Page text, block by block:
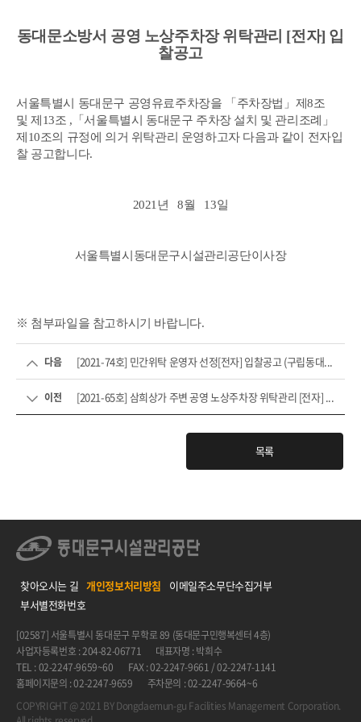
동대문소방서 공영 노상주차장 위탁관리 [전자] 입
찰공고
서울특별시 동대문구 공영유료주차장을 「주차장법」제8조
및 제13조 ,「서울특별시 동대문구 주차장 설치 및 관리조례」
제10조의 규정에 의거 위탁관리 운영하고자 다음과 같이 전자입
찰 공고합니다.
2021년 8월 13일
서울특별시동대문구시설관리공단이사장
※ 첨부파일을 참고하시기 바랍니다.
다음 [2021-74호] 민간위탁 운영자 선정[전자] 입찰공고 (구립동대...
이전 [2021-65호] 삼희상가 주변 공영 노상주차장 위탁관리 [전자] ...
목록
찾아오시는 길 개인정보처리방침
이메일주소무단수집거부
부서별전화번호
[02587] 서울특별시 동대문구 무학로 89 (동대문구민행복센터 4층)
사업자등록번호 : 204-82-06771
대표자명 : 박희수
TEL : 02-2247-9659~60
FAX : 02-2247-9661 / 02-2247-1141
홈페이지문의 : 02-2247-9659
주차문의 : 02-2247-9664~6
COPYRIGHT @ 2021 BY Dongdaemun-gu Facilities Management Corporation.